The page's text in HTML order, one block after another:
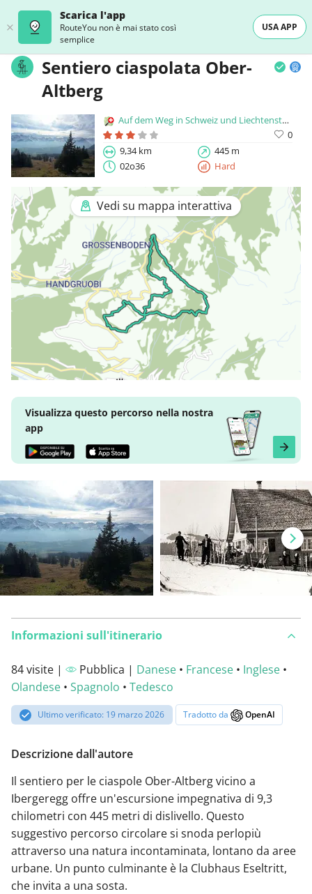
Scarica l'app
RouteYou non è mai stato così
semplice
USA APP
Sentiero ciaspolata Ober-
Altberg
Auf dem Weg in Schweiz und Liechtenstein
0
9,34 km
445 m
02o36
Hard
Vedi su mappa interattiva
Visualizza questo percorso nella nostra
app
Informazioni sull'itinerario
84 visite | Pubblica | Danese • Francese • Inglese •
Olandese • Spagnolo • Tedesco
Ultimo verificato: 19 marzo 2026 Tradotto da OpenAI
Descrizione dall'autore
Il sentiero per le ciaspole Ober-Altberg vicino a
Ibergeregg offre un'escursione impegnativa di 9,3
chilometri con 445 metri di dislivello. Questo
suggestivo percorso circolare si snoda perlopiù
attraverso una natura incontaminata, lontano da aree
urbane. Un punto culminante è la Clubhaus Eseltritt,
che invita a una sosta.